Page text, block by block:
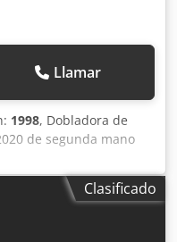
Llamar
1998, Dobladora de
de segunda mano
10/1998 Fabricante:
mm Espesor de
de precurvado: 8 mm
400V / 50Hz /
4 kW 4 rodillos
Clasificado